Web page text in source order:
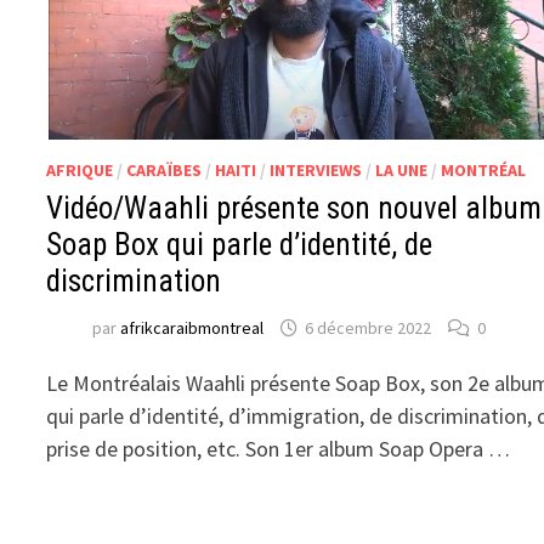
AFRIQUE / CARAÏBES / HAITI / INTERVIEWS / LA UNE / MONTRÉAL
Vidéo/Waahli présente son nouvel album
Soap Box qui parle d’identité, de
discrimination
parafrikcaraibmontreal 6 décembre 2022 0
Le Montréalais Waahli présente Soap Box, son 2e
qui parle d’identité, d’immigration, de discrimination,
prise de position, etc. Son 1er album Soap Opera …